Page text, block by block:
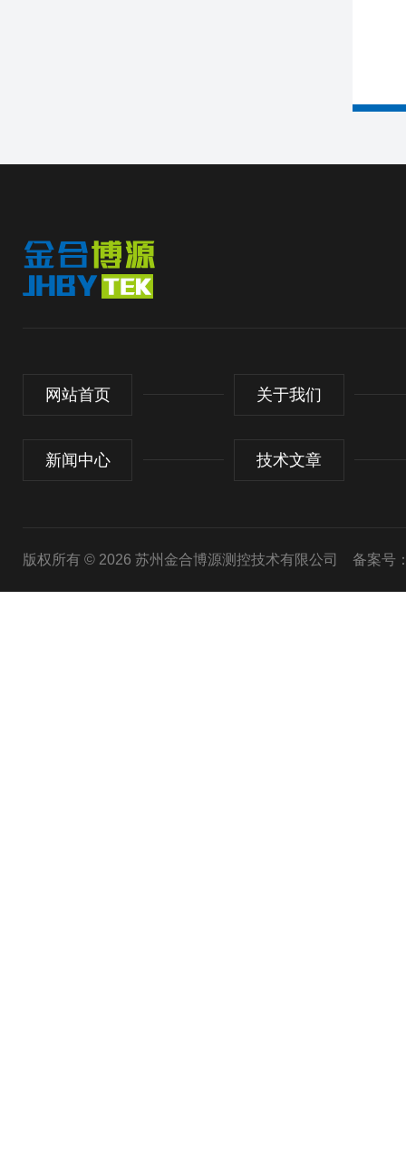
网站首页 关于我们
新闻中心 技术文章
版权所有 © 2026 苏州金合博源测控技术有限公司 备案号